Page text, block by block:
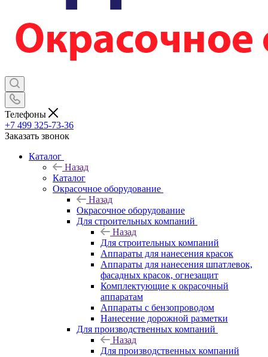
Телефоны
+7 499 325-73-36
Заказать звонок
Каталог
Назад
Каталог
Окрасочное оборудование
Назад
Окрасочное оборудование
Для строительных компаний
Назад
Для строительных компаний
Аппараты для нанесения красок
Аппараты для нанесения шпатлевок,
фасадных красок, огнезащит
Комплектующие к окрасочный
аппаратам
Аппараты с бензопроводом
Нанесение дорожной разметки
Для производственных компаний
Назад
Для производственных компаний